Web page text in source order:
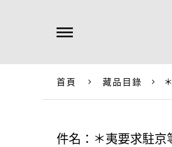
首頁 藏品目錄
件名：＊夷要求駐京